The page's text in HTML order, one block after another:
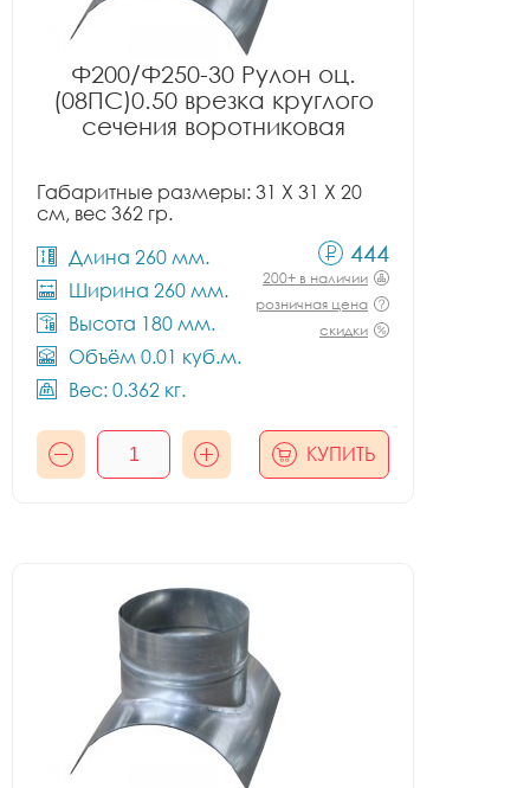
Ф200/Ф250-30 Рулон оц.
(08ПС)0.50 врезка круглого
сечения воротниковая
Габаритные размеры: 31 X 31 X 20
см, вес 362 гр.
Длина 260 мм.
Ширина 260 мм.
Высота 180 мм.
Объём 0.01 куб.м.
Вес: 0.362 кг.
444
200+ в наличии
розничная цена
скидки
КУПИТЬ